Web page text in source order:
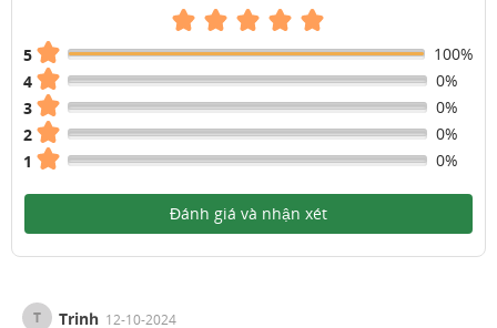
5
100%
4
0%
3
0%
2
0%
1
0%
Đánh giá và nhận xét
T Trinh 12-10-2024